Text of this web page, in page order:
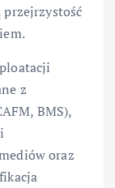
z
BMS),
oraz